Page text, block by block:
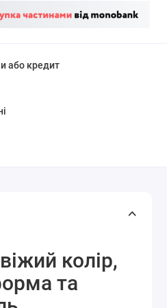
або кредит
колір,
та